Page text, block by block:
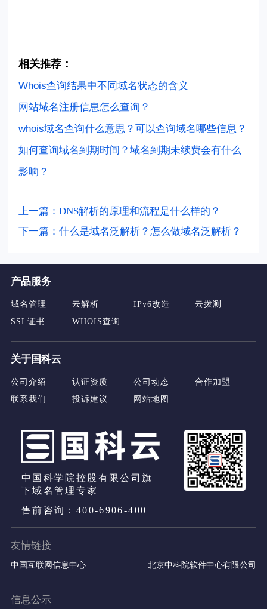
相关推荐：
Whois查询结果中不同域名状态的含义
网站域名注册信息怎么查询？
whois域名查询什么意思？可以查询域名哪些信息？
如何查询域名到期时间？域名到期未续费会有什么
影响？
上一篇：DNS解析的原理和流程是什么样的？
下一篇：什么是域名泛解析？怎么做域名泛解析？
产品服务
域名管理 云解析 IPv6改造
云拨测
SSL证书
WHOIS查询
关于国科云
公司介绍 认证资质 公司动态
合作加盟
联系我们
投诉建议 网站地图
中国科学院控股有限公司旗
下域名管理专家
售前咨询：400-6906-400
友情链接
中国互联网信息中心 北京中科院软件中心有限公司
信息公示